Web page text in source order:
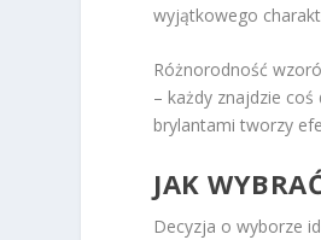
wyjątkowego
Różnorodność
– każdy znajdzie
brylantami tworzy
JAK
Decyzja o wyborze